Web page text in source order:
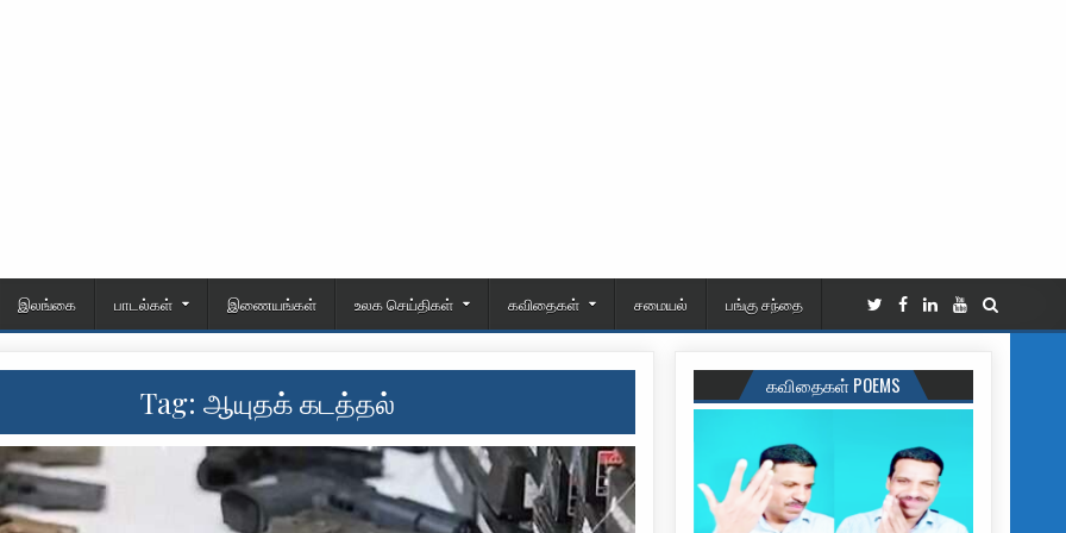
இலங்கை பாடல்கள் இணையங்கள் உலக செய்திகள் கவிதைகள் சமையல் பங்கு சந்தை
Tag:ஆயுதக் கடத்தல் கவிதைகள் POEMS